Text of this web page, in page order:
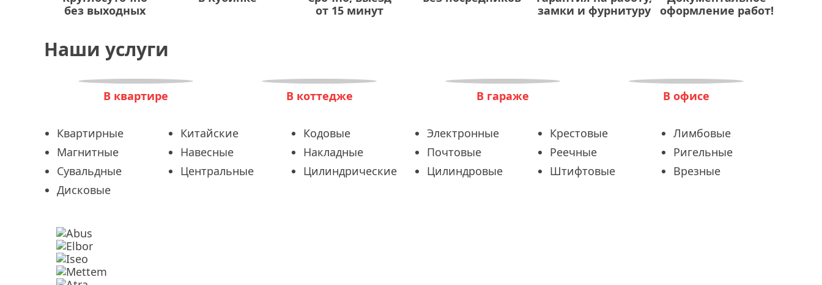
без выходных
от 15 минут
замки и фурнитуру
оформление работ!
Наши услуги
В квартире В коттедже В гараже В офисе
Квартирные Китайские Кодовые Электронные Крестовые
Лимбовые
Магнитные
Навесные Накладные Почтовые Реечные
Ригельные
Сувальдные
Центральные Цилиндрические Цилиндровые Штифтовые
Врезные
Дисковые